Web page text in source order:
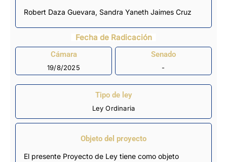
Robert Daza Guevara, Sandra Yaneth Jaimes Cruz
Fecha de Radicación
Cámara
19/8/2025
Senado
-
Tipo de ley
Ley Ordinaria
Objeto del proyecto
El presente Proyecto de Ley tiene como objeto